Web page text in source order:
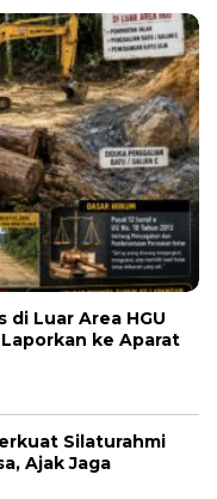
Luar Area HGU
ke Aparat
Silaturahmi
Ajak Jaga